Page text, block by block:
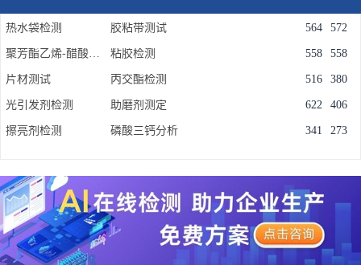
热水袋检测 572
胶粘带测试 564
聚芳酯乙烯-醋酸乙烯共聚物(EVA)测试 558
粘胶检测 558
片材测试 380
丙交酯检测 516
光引发剂检测 406
助磨剂测定 622
擦亮剂检测 273
磷酸三钙分析 341